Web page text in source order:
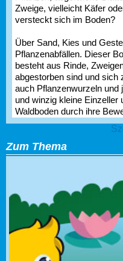
Zweige, vielleicht Käfer
versteckt sich im Boden?
Über Sand, Kies und
Pflanzenabfällen. Dieser
besteht aus Rinde,
abgestorben sind und sich
auch Pflanzenwurzeln und
und winzig kleine Einzeller
Waldboden durch ihre
Zum Thema